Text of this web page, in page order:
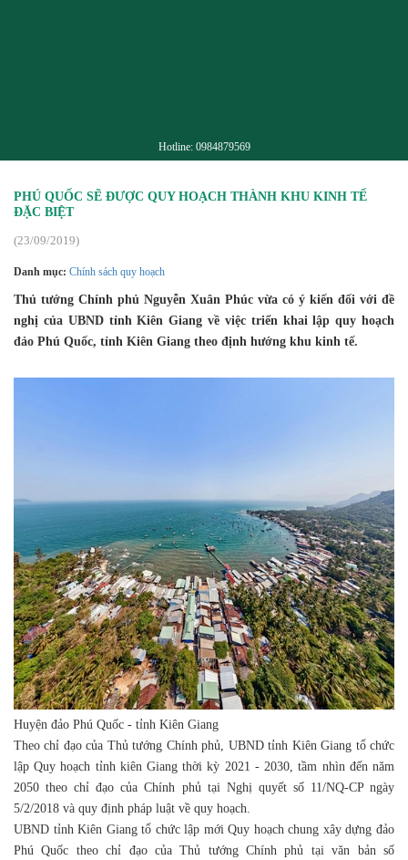
Hotline: 0984879569
PHÚ QUỐC SẼ ĐƯỢC QUY HOẠCH THÀNH KHU KINH TẾ
ĐẶC BIỆT
(23/09/2019)
Danh mục: Chính sách quy hoạch
Thủ tướng Chính phủ Nguyễn Xuân Phúc vừa có ý kiến đối với đề
nghị của UBND tỉnh Kiên Giang về việc triển khai lập quy hoạch
đảo Phú Quốc, tỉnh Kiên Giang theo định hướng khu kinh tế.
Huyện đảo Phú Quốc - tỉnh Kiên Giang
Theo chỉ đạo của Thủ tướng Chính phủ, UBND tỉnh Kiên Giang tổ chức
lập Quy hoạch tỉnh kiên Giang thời kỳ 2021 - 2030, tầm nhìn đến năm
2050 theo chỉ đạo của Chính phủ tại Nghị quyết số 11/NQ-CP ngày
5/2/2018 và quy định pháp luật về quy hoạch.
UBND tỉnh Kiên Giang tổ chức lập mới Quy hoạch chung xây dựng đảo
Phú Quốc theo chỉ đạo của Thủ tướng Chính phủ tại văn bản số